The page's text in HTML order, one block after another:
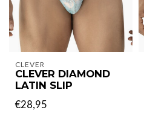
CLEVER
CLEVER DIAMOND
LATIN SLIP
€28,95